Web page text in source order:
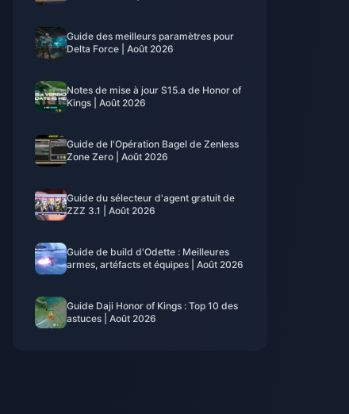
Guide des meilleurs paramètres pour
Delta Force | Août 2026
Notes de mise à jour S15.a de Honor of
Kings | Août 2026
Guide de l'Opération Bagel de Zenless
Zone Zero | Août 2026
Guide du sélecteur d'agent gratuit de
ZZZ 3.1 | Août 2026
Guide de build d'Odette : Meilleures
armes, artéfacts et équipes | Août 2026
Guide Daji Honor of Kings : Top 10 des
astuces | Août 2026